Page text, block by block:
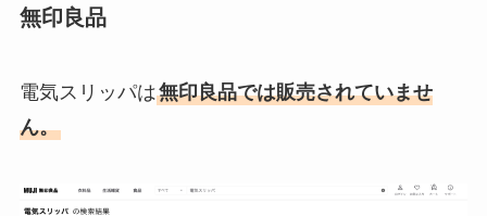
無印良品
電気スリッパは無印良品では販売されていませ
ん。